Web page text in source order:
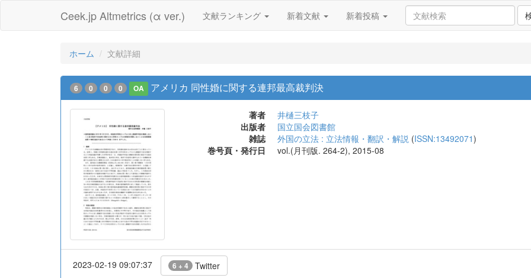
Ceek.jp Altmetrics (α ver.) 文献ランキング 新着文献 新着投稿
ホーム 文献詳細
6 0 0 0 OA アメリカ 同性婚に関する連邦最高裁判決
著者
井樋三枝子
出版者
国立国会図書館
雑誌
外国の立法 : 立法情報・翻訳・解説 (ISSN:13492071)
巻号頁・発行日
vol.(月刊版. 264-2), 2015-08
2023-02-19 09:07:37 6 + 4 Twitter